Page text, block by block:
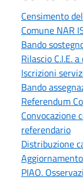
Censimento
Comune NAR
Bando
Rilascio C.I.E.
Iscrizioni
Bando
Referendum
Convocazione
referendario
Distribuzione
PIAO.